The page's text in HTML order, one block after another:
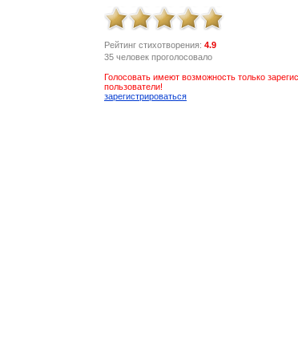
Рейтинг стихотворения: 4.9
35 человек проголосовало
Голосовать имеют возможность только
пользователи!
зарегистрироваться